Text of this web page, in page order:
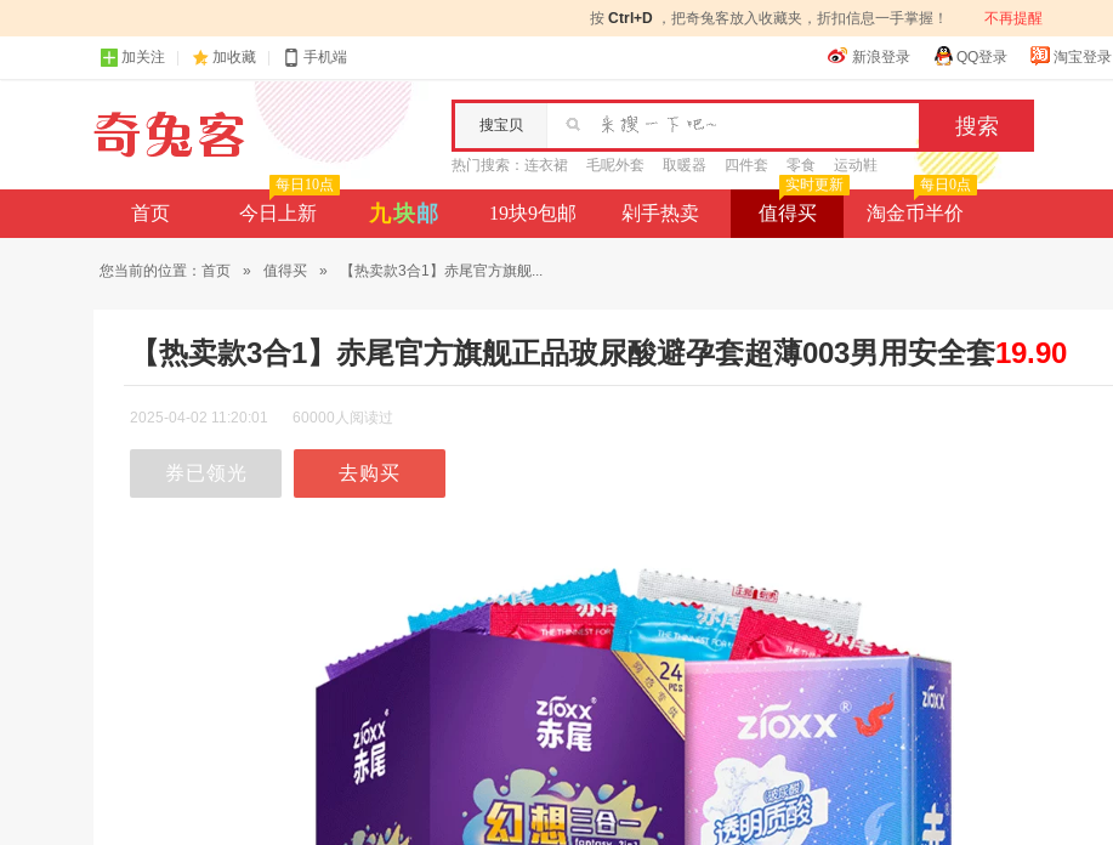
按 Ctrl+D ，把奇兔客放入收藏夹，折扣信息一手掌握！ 不再提醒
加关注 加收藏 手机端 新浪登录 QQ登录 淘宝登录
搜宝贝
热门搜索： 连衣裙 毛呢外套 取暖器 四件套 零食 运动鞋
首页 今日上新
每日10点
九块邮 19块9包邮 剁手热卖 值得买
实时更新
淘金币半价
每日0点
您当前的位置： 首页 » 值得买 » 【热卖款3合1】赤尾官方旗舰...
【热卖款3合1】赤尾官方旗舰正品玻尿酸避孕套超薄003男用安全套19.90
2025-04-02 11:20:01 60000人阅读过
券已领光 去购买